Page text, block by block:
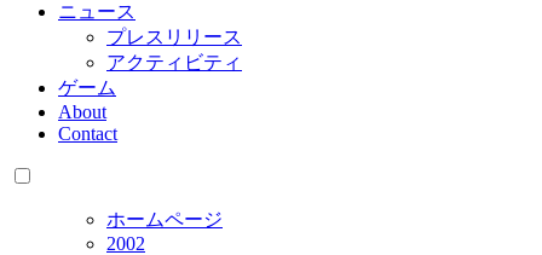
ニュース
プレスリリース
アクティビティ
ゲーム
About
Contact
ホームページ
2002